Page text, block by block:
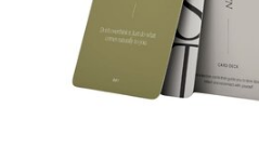
van de sokken.
design is niet
Het
zet